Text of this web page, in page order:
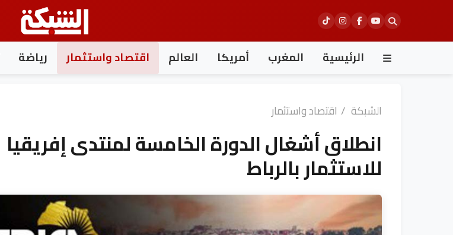
الرئيسية المغرب أمريكا العالم اقتصاد واستثمار رياضة
الشبكة / اقتصاد واستثمار
انطلاق أشغال الدورة الخامسة لمنتدى إفريقيا
للاستثمار بالرباط